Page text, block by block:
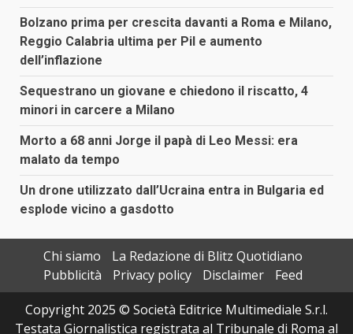
Bolzano prima per crescita davanti a Roma e Milano,
Reggio Calabria ultima per Pil e aumento
dell’inflazione
Sequestrano un giovane e chiedono il riscatto, 4
minori in carcere a Milano
Morto a 68 anni Jorge il papà di Leo Messi: era
malato da tempo
Un drone utilizzato dall’Ucraina entra in Bulgaria ed
esplode vicino a gasdotto
Chi siamo
La Redazione di Blitz Quotidiano
Pubblicità
Privacy policy Disclaimer
Feed
Copyright 2025 © Società Editrice Multimediale S.r.l.
Testata Giornalistica registrata al Tribunale di Roma al